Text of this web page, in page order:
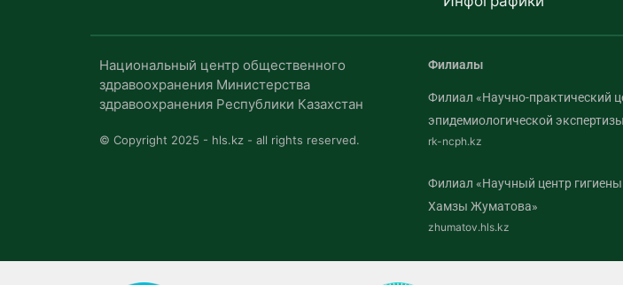
Национальный центр общественного
здравоохранения Министерства
здравоохранения Республики Казахстан
© Copyright 2025 - hls.kz - all rights reserved.
Филиалы
Филиал «Научно-практический
эпидемиологической
rk-ncph.kz
Филиал «Научный центр
Хамзы Жуматова»
zhumatov.hls.kz